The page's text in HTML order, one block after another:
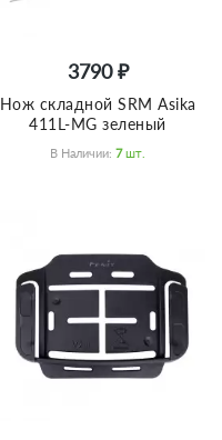
3790 ₽
Нож складной SRM Asika
411L-MG зеленый
В Наличии: 7 Шт.